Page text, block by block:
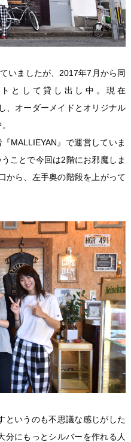
いましたが、2017年7月から同
トとして貸し出し中。現在
、オーダーメイドとオリジナル
『MALLIEYAN』で運営していま
ことで今回は2階にお邪魔しま
から、左手奥の階段を上がって
というのも不思議な感じがした
分にもっとシルバーを作れる人